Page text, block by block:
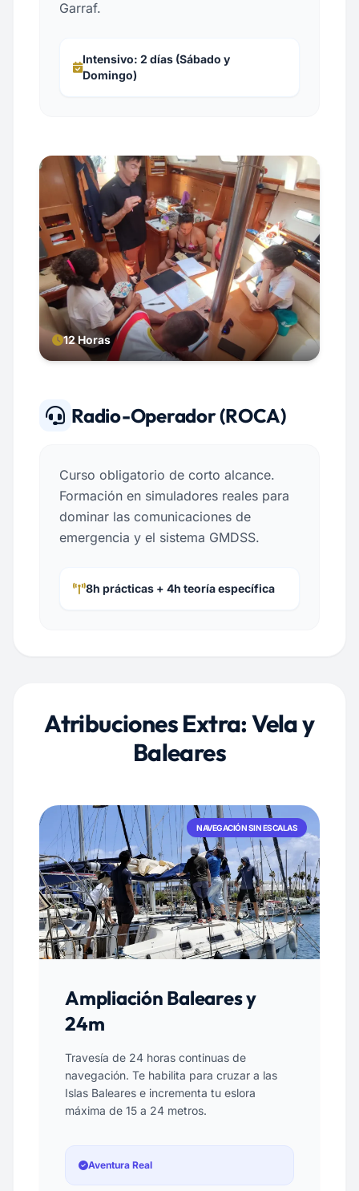
Garraf.
Intensivo: 2 días (Sábado y
Domingo)
12 Horas
Radio-Operador (ROCA)
Curso obligatorio de corto alcance.
Formación en simuladores reales para
dominar las comunicaciones de
emergencia y el sistema GMDSS.
8h prácticas + 4h teoría específica
Atribuciones Extra: Vela y
Baleares
NAVEGACIÓN SIN ESCALAS
Ampliación Baleares y
24m
Travesía de 24 horas continuas de
navegación. Te habilita para cruzar a las
Islas Baleares e incrementa tu eslora
máxima de 15 a 24 metros.
Aventura Real